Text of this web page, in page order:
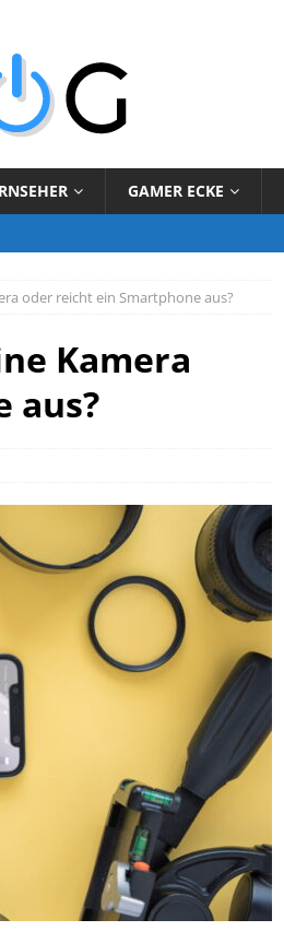
GAMER ECKE
oder reicht ein Smartphone aus?
Kamera
aus?